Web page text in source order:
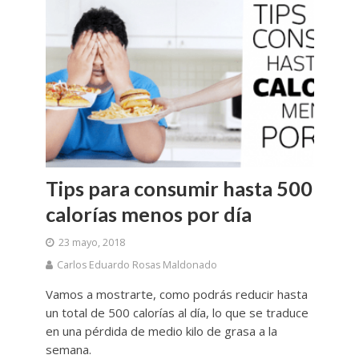
Tips para consumir hasta 500
calorías menos por día
23 mayo, 2018
Carlos Eduardo Rosas Maldonado
Vamos a mostrarte, como podrás reducir hasta
un total de 500 calorías al día, lo que se traduce
en una pérdida de medio kilo de grasa a la
semana.